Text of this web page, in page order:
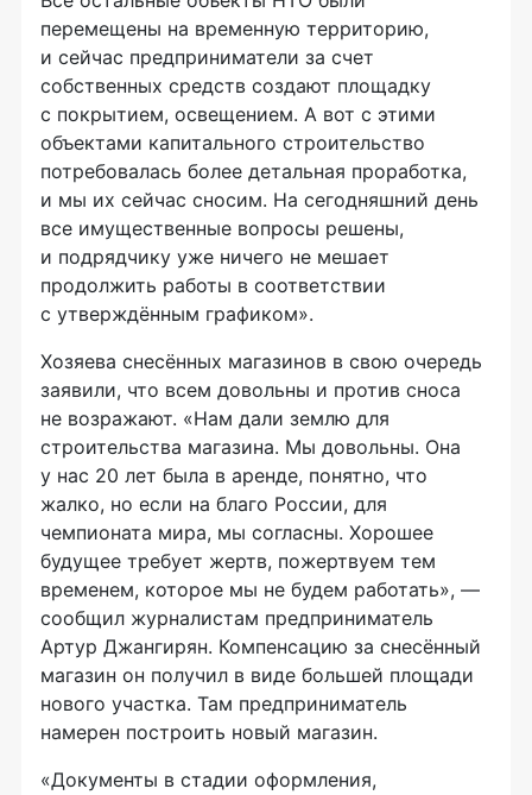
перемещены на временную территорию,
и сейчас предприниматели за счет
собственных средств создают площадку
с покрытием, освещением. А вот с этими
объектами капитального строительство
потребовалась более детальная проработка,
и мы их сейчас сносим. На сегодняшний день
все имущественные вопросы решены,
и подрядчику уже ничего не мешает
продолжить работы в соответствии
с утверждённым графиком».
Хозяева снесённых магазинов в свою очередь
заявили, что всем довольны и против сноса
не возражают. «Нам дали землю для
строительства магазина. Мы довольны. Она
у нас 20 лет была в аренде, понятно, что
жалко, но если на благо России, для
чемпионата мира, мы согласны. Хорошее
будущее требует жертв, пожертвуем тем
временем, которое мы не будем работать», —
сообщил журналистам предприниматель
Артур Джангирян. Компенсацию за снесённый
магазин он получил в виде большей площади
нового участка. Там предприниматель
намерен построить новый магазин.
«Документы в стадии оформления,